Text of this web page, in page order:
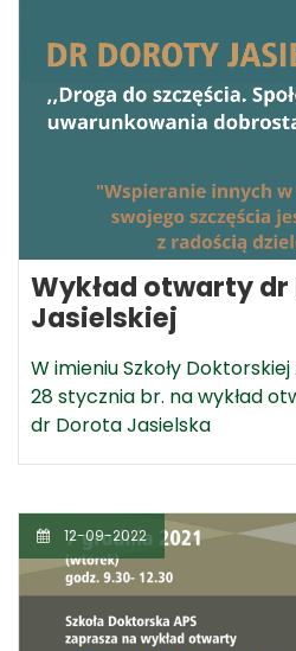
Wykład otwarty
Jasielskiej
W imieniu Szkoły
28 stycznia br. na wykład
dr Dorota Jasielska
12-09-2022